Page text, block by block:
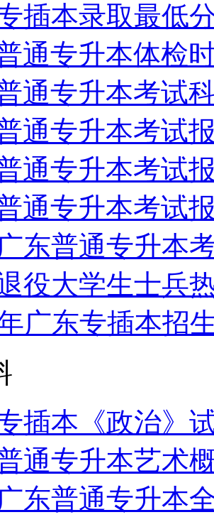
插本录取最低
通专升本体检
通专升本考试
通专升本考试
通专升本考试
通专升本考试
东普通专升本
役大学生士兵
广东专插本招
插本《政治》
通专升本艺术
东普通专升本